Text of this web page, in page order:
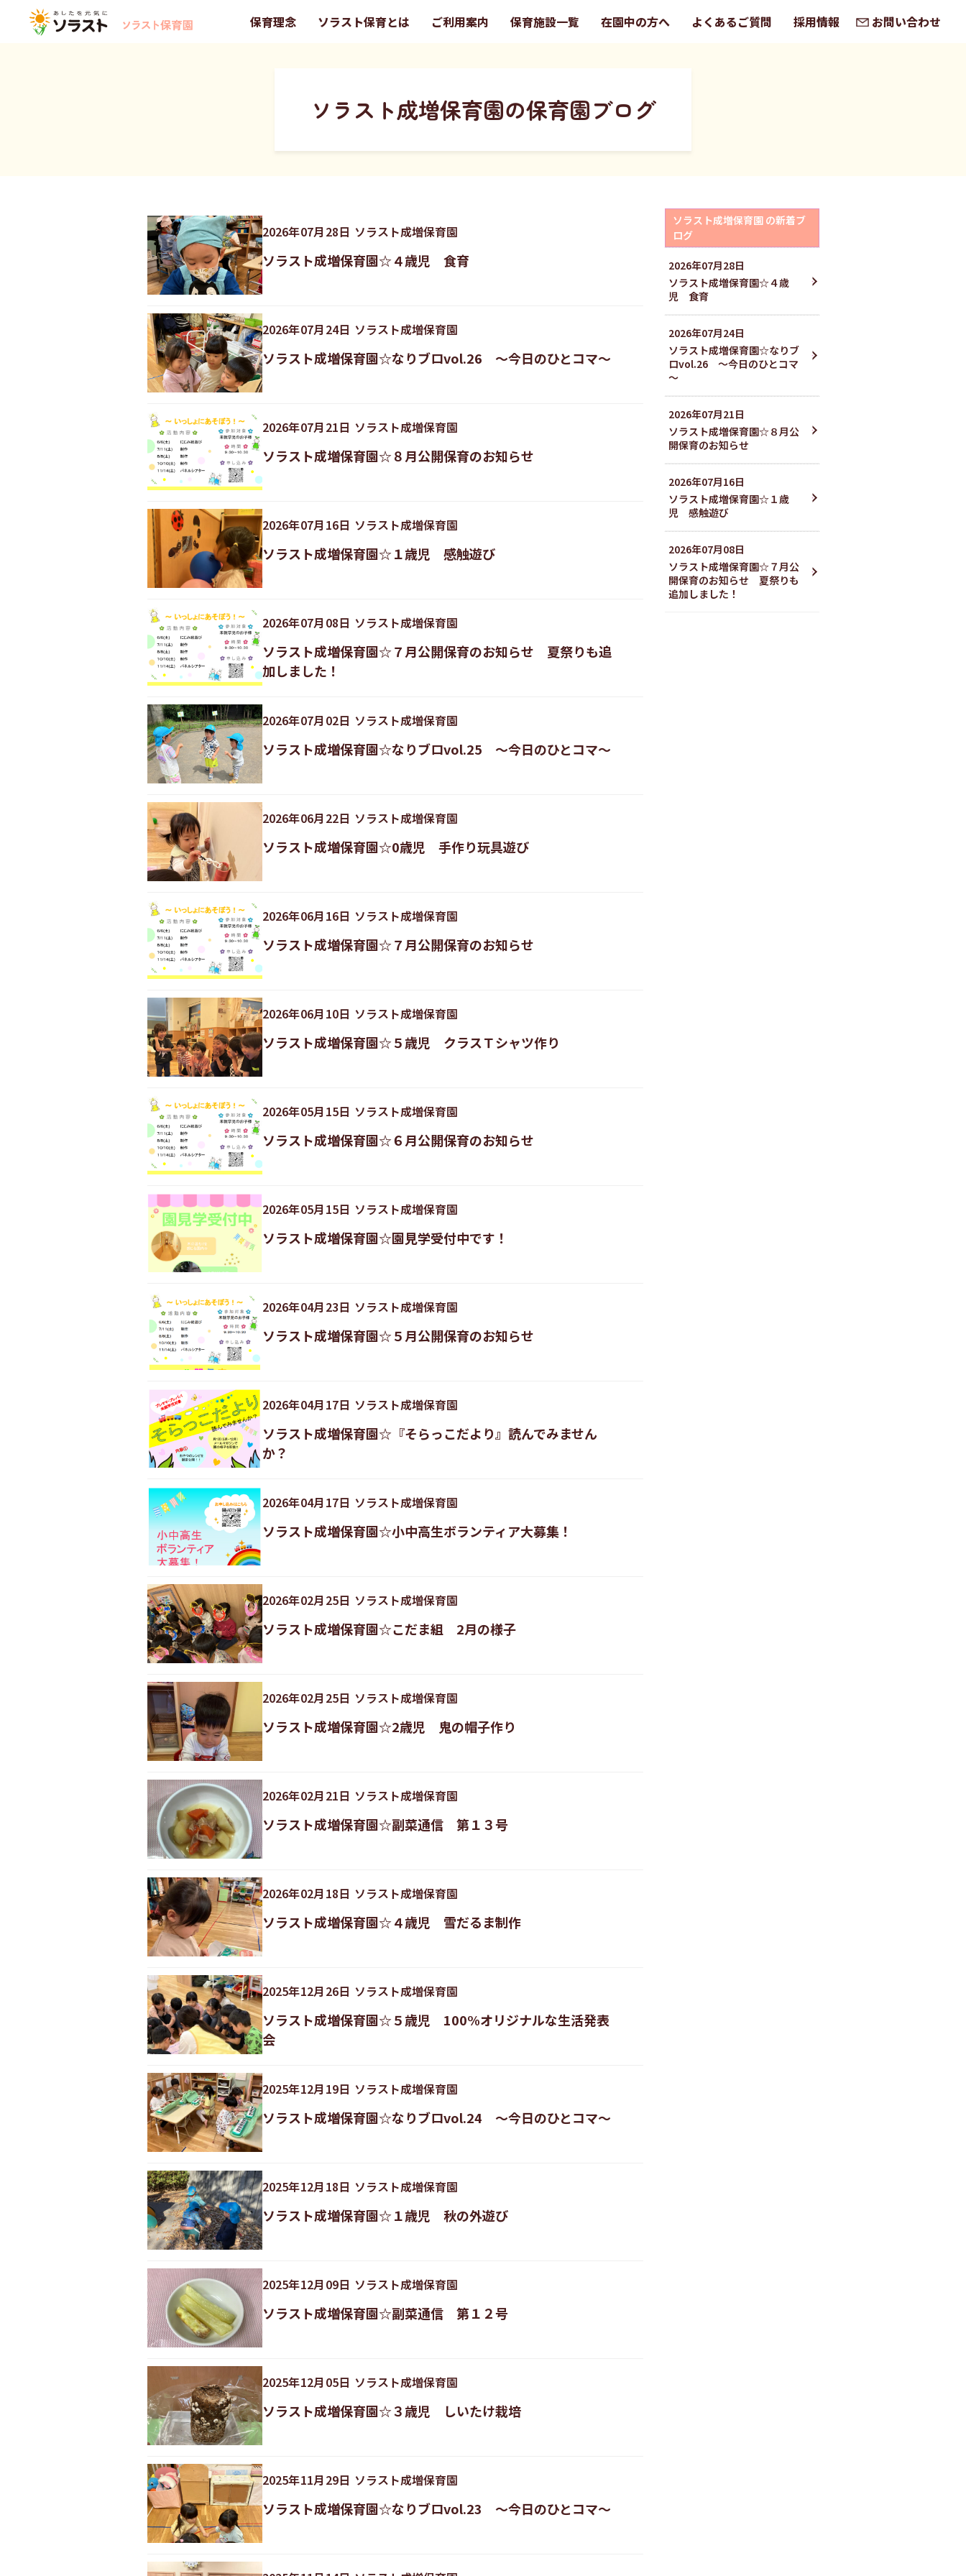
保育理念 ソラスト保育とは ご利用案内 保育施設一覧 在園中の方へ よくあるご質問 採用情報 お問い合わせ
ソラスト成増保育園の保育園ブログ
2026年07月28日 ソラスト成増保育園
ソラスト成増保育園☆４歳児 食育
2026年07月24日 ソラスト成増保育園
ソラスト成増保育園☆なりブロvol.26 ～今日のひとコマ～
2026年07月21日 ソラスト成増保育園
ソラスト成増保育園☆８月公開保育のお知らせ
2026年07月16日 ソラスト成増保育園
ソラスト成増保育園☆１歳児 感触遊び
2026年07月08日 ソラスト成増保育園
ソラスト成増保育園☆７月公開保育のお知らせ 夏祭りも追
加しました！
2026年07月02日 ソラスト成増保育園
ソラスト成増保育園☆なりブロvol.25 ～今日のひとコマ～
2026年06月22日 ソラスト成増保育園
ソラスト成増保育園☆0歳児 手作り玩具遊び
2026年06月16日 ソラスト成増保育園
ソラスト成増保育園☆７月公開保育のお知らせ
2026年06月10日 ソラスト成増保育園
ソラスト成増保育園☆５歳児 クラスＴシャツ作り
2026年05月15日 ソラスト成増保育園
ソラスト成増保育園☆６月公開保育のお知らせ
2026年05月15日 ソラスト成増保育園
ソラスト成増保育園☆園見学受付中です！
2026年04月23日 ソラスト成増保育園
ソラスト成増保育園☆５月公開保育のお知らせ
2026年04月17日 ソラスト成増保育園
ソラスト成増保育園☆『そらっこだより』読んでみません
か？
2026年04月17日 ソラスト成増保育園
ソラスト成増保育園☆小中高生ボランティア大募集！
2026年02月25日 ソラスト成増保育園
ソラスト成増保育園☆こだま組 2月の様子
2026年02月25日 ソラスト成増保育園
ソラスト成増保育園☆2歳児 鬼の帽子作り
2026年02月21日 ソラスト成増保育園
ソラスト成増保育園☆副菜通信 第１３号
2026年02月18日 ソラスト成増保育園
ソラスト成増保育園☆４歳児 雪だるま制作
2025年12月26日 ソラスト成増保育園
ソラスト成増保育園☆５歳児 100%オリジナルな生活発表
会
2025年12月19日 ソラスト成増保育園
ソラスト成増保育園☆なりブロvol.24 ～今日のひとコマ～
2025年12月18日 ソラスト成増保育園
ソラスト成増保育園☆１歳児 秋の外遊び
2025年12月09日 ソラスト成増保育園
ソラスト成増保育園☆副菜通信 第１２号
2025年12月05日 ソラスト成増保育園
ソラスト成増保育園☆３歳児 しいたけ栽培
2025年11月29日 ソラスト成増保育園
ソラスト成増保育園☆なりブロvol.23 ～今日のひとコマ～
ソラスト成増保育園 の新着ブ
ログ
2026年07月28日
ソラスト成増保育園☆４歳
児 食育
2026年07月24日
ソラスト成増保育園☆なりブ
ロvol.26 ～今日のひとコマ
～
2026年07月21日
ソラスト成増保育園☆８月公
開保育のお知らせ
2026年07月16日
ソラスト成増保育園☆１歳
児 感触遊び
2026年07月08日
ソラスト成増保育園☆７月公
開保育のお知らせ 夏祭りも
追加しました！